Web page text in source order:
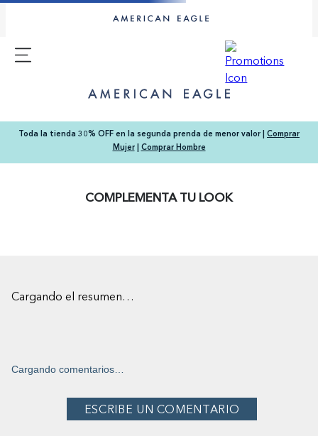
Toda la tienda 30% OFF en la segunda prenda de menor valor | Comprar
Mujer| Comprar Hombre
COMPLEMENTA TU LOOK
Cargando el resumen…
Cargando comentarios…